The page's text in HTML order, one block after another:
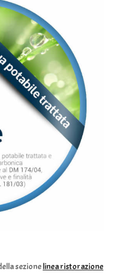
sezionelinea ristorazione